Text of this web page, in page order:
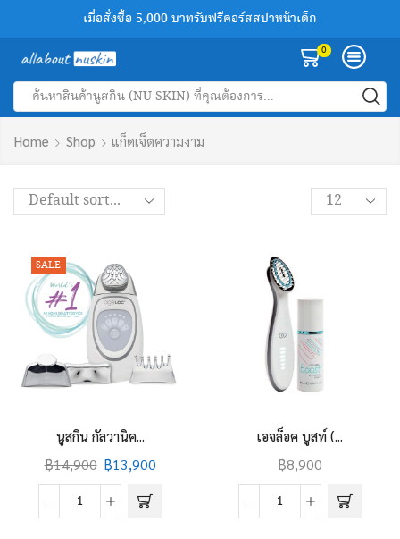
สินค้านูสกินของแท้ลด 30-50%
เมื่อสั่งซื้อ 5,000 บาทรับฟรีคอร์สสปาหน้าเด็ก
เพิ่มเพื่อนทางไลน์รับส่วนลด 100 บาทฟรี
0
Search
Home Shop แก็ดเจ็ตความงาม
Products
per
SALE
นูสกิน กัลวานิค...
฿14,900 ฿13,900
นู
เอจล็อค บูสท์ (...
฿8,900
เอ